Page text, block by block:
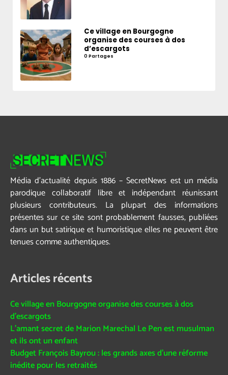
Ce village en Bourgogne
organise des courses à dos
d’escargots
0 Partages
Média d’actualité depuis 1886 – SecretNews est un média
parodique collaboratif libre et indépendant réunissant
plusieurs contributeurs. La plupart des informations
présentes sur ce site sont probablement fausses, publiées
dans un but satirique et humoristique elles ne peuvent être
tenues comme authentiques.
Articles récents
Ce village en Bourgogne organise des courses à dos
d’escargots
L’amant secret de Marion Marechal Le Pen est musulman
et ils ont un enfant
Budget François Bayrou : les grands axes d’une réforme
inédite pour les retraités